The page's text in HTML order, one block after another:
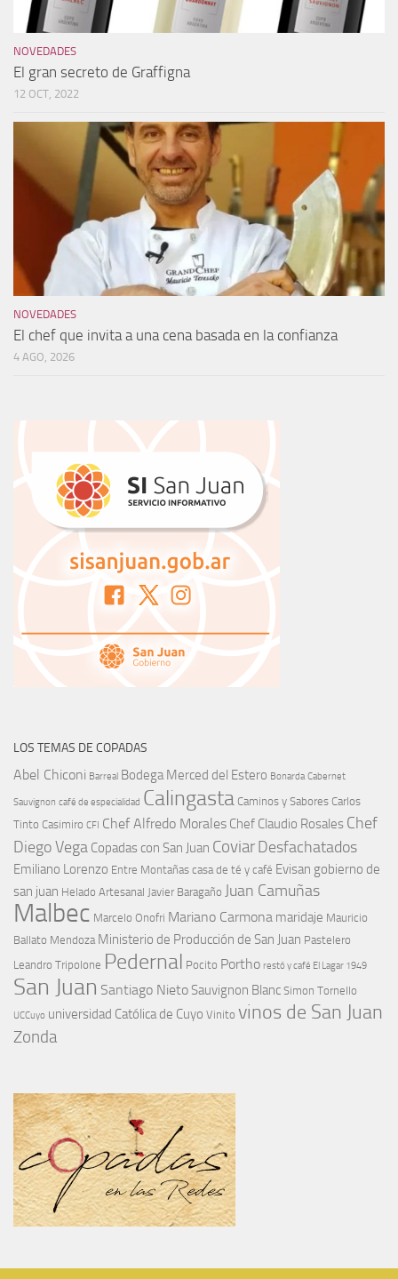
NOVEDADES
El gran secreto de Graffigna
12 OCT, 2022
NOVEDADES
El chef que invita a una cena basada en la confianza
4 AGO, 2026
LOS TEMAS DE COPADAS
Abel Chiconi Barreal Bodega Merced del Estero Bonarda Cabernet
Sauvignon café de especialidad Calingasta Caminos y Sabores Carlos
Tinto Casimiro CFI Chef Alfredo Morales Chef Claudio Rosales Chef
Diego Vega Copadas con San Juan CoviarDesfachatados
Emiliano Lorenzo Entre Montañas casa de té y café Evisan gobierno de
san juan Helado Artesanal Javier Baragaño Juan Camuñas
Malbec Marcelo Onofri Mariano Carmona maridaje Mauricio
Ballato Mendoza Ministerio de Producción de San Juan Pastelero
Leandro Tripolone Pedernal Pocito Portho restó y café El Lagar 1949
San Juan Santiago Nieto Sauvignon Blanc Simon Tornello
UCCuyo universidad Católica de Cuyo Vinito vinos de San Juan
Zonda